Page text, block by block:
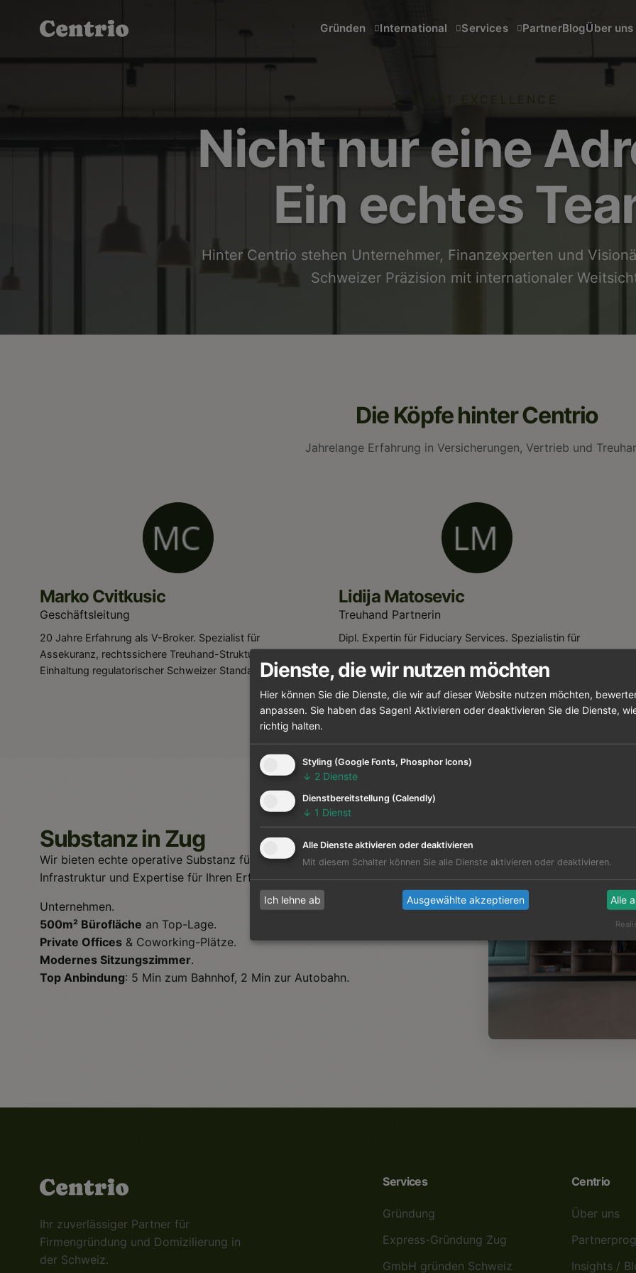
Gründen International Services PartnerBlogÜber uns
E-E-A-T EXCELLENCE
Nicht nur eine
Ein echtes
Hinter Centrio stehen Unternehmer, Finanzexperten und
Schweizer Präzision mit internationaler
Die Köpfe hinter Centrio
Jahrelange Erfahrung in Versicherungen, Vertrieb und
Marko Cvitkusic
Geschäftsleitung
20 Jahre Erfahrung als V-Broker. Spezialist für
Assekuranz, rechtssichere Treuhand-Strukturen und die
Einhaltung regulatorischer Schweizer Standards.
Lidija Matosevic
Treuhand Partnerin
Dipl. Expertin für Fiduciary Services. Spezialistin für
Pillar Two) und Finanz-Compliance.
Substanz in Zug
Wir bieten echte operative Substanz für Ihr Unternehmen. Centrio stellt die
Infrastruktur und Expertise für Ihren Erfolg.
Unternehmen.
500m² Bürofläche an Top-Lage.
Private Offices & Coworking-Plätze.
Modernes Sitzungszimmer.
Top Anbindung: 5 Min zum Bahnhof, 2 Min zur Autobahn.
Ihr zuverlässiger Partner für
Firmengründung und Domizilierung in
der Schweiz.
Services
Gründung
Express-Gründung Zug
GmbH gründen Schweiz
Centrio
Über uns
Insights /
Dienste, die wir nutzen möchten
Hier können Sie die Dienste, die wir auf dieser Website nutzen möchten,
anpassen. Sie haben das Sagen! Aktivieren oder deaktivieren Sie die Dienste,
richtig halten.
Styling (Google Fonts, Phosphor Icons)
↓ 2 Dienste
Dienstbereitstellung (Calendly)
↓ 1 Dienst
Alle Dienste aktivieren oder deaktivieren
Mit diesem Schalter können Sie alle Dienste aktivieren oder deaktivieren.
Ich lehne ab Ausgewählte akzeptieren Alle